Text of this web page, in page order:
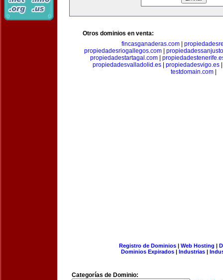
Otros dominios en venta:
fincasganaderas.com|
propiedadesriogallegos.com|
propiedadestartagal.com|
propiedadesvalladolid.es
propiedadesvigo.es
testdomain.com
Registro de Dominios| Web Hosting |
Dominios Expirados | Industrias |
Categorías de Dominio: